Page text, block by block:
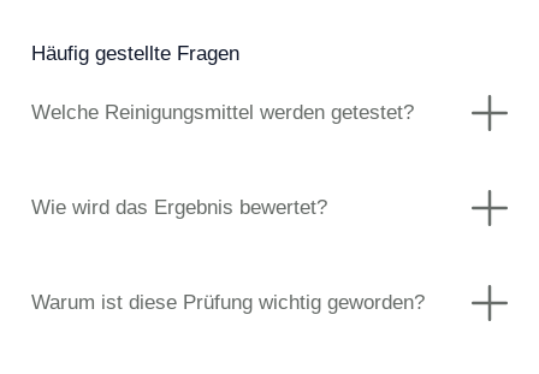
Häufig gestellte Fragen
Welche Reinigungsmittel werden getestet?
Wie wird das Ergebnis bewertet?
Warum ist diese Prüfung wichtig geworden?